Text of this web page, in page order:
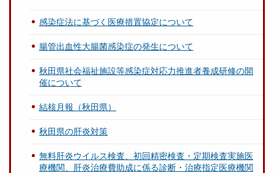
感染症法に基づく医療措置協定について
腸管出血性大腸菌感染症の発生について
秋田県社会福祉施設等感染症対応力推進者養成研修の開
催について
結核月報（秋田県）
秋田県の肝炎対策
無料肝炎ウイルス検査、初回精密検査・定期検査実施医
療機関、肝炎治療費助成に係る診断・治療指定医療機関